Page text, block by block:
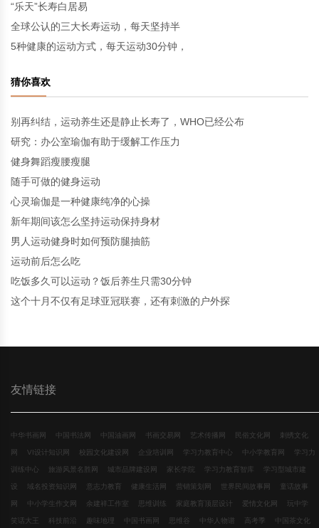
“乐天”长寿白居易
全球公认的三大长寿运动，每天坚持半
5种健康的运动方式，每天运动30分钟，
猜你喜欢
别再纠结，运动养生还是静止长寿了，WHO已经公布
研究：办公室瑜伽有助于缓解工作压力
健身舞蹈瘦腰瘦腿
随手可做的健身运动
心灵瑜伽是一种健康纯净的心操
新年期间该怎么坚持运动保持身材
男人运动健身时如何预防腿抽筋
运动前后怎么吃
吃饭多久可以运动？饭后养生只需30分钟
这个十月不仅有足球亚冠联赛，还有刺激的户外探
友情链接
中华书画网 中国书法网 中国油画网 书画交易网 艺术传播网 民俗文化网 刺绣文化
网 VI设计知识网 校园文化建设网 企业培训网 学习力教育中心 中小学教育网 学习力
训练中心 旅游风景名胜网 城市品牌建设网 家长学院 学习力教育智库 学习型城市建
设 域名投资知识网 意志力教育 健康生活网 营销策划网 世界民间故事网 童话故事
网 中小学生作文网 余建祥工作室 思维训练 家庭教育顶层设计 爱情文化网 玩中学
笑话大王 科技前沿 趣味地理 中国书画网 思维谷 中华人物谱 高考季 中国茶文化